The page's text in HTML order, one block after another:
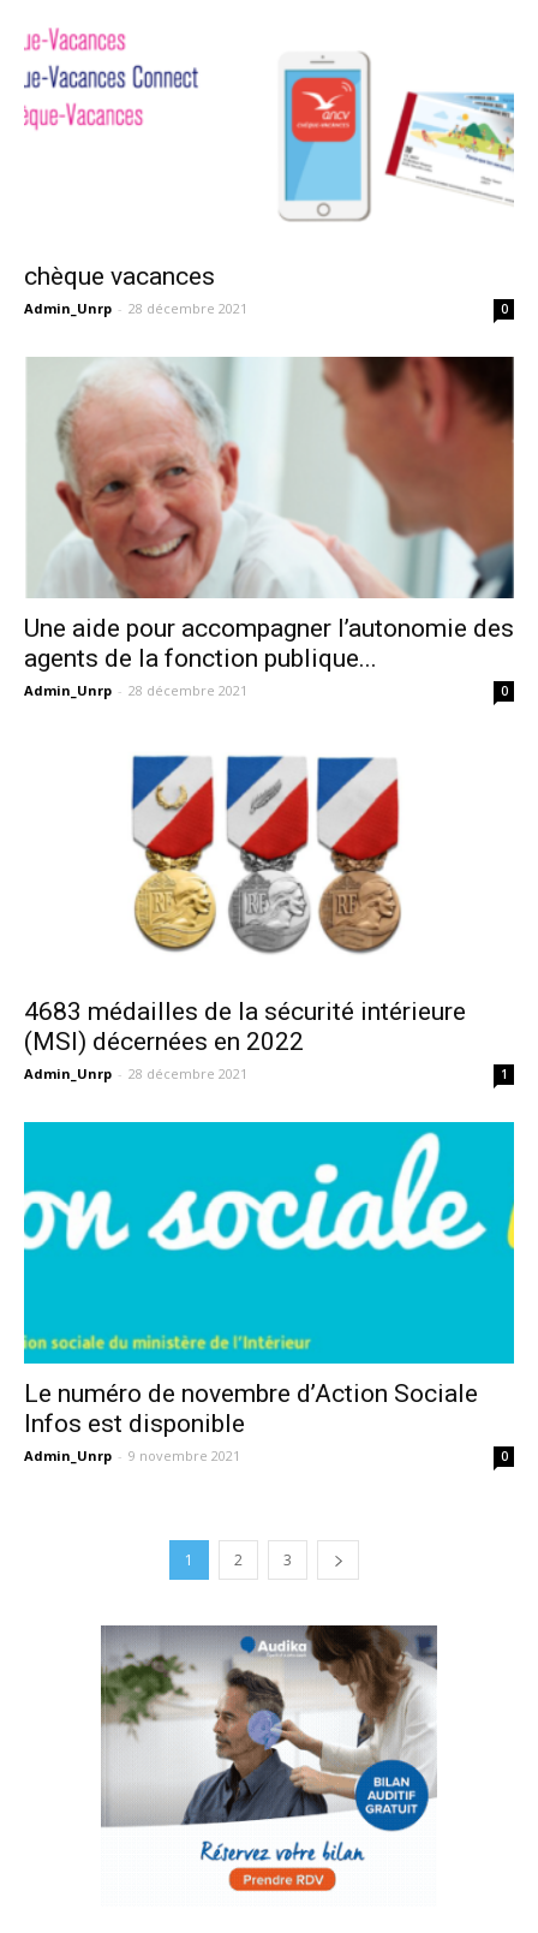
chèque vacances
Admin_Unrp - 28 décembre 2021 0
Une aide pour accompagner l’autonomie des
agents de la fonction publique...
Admin_Unrp - 28 décembre 2021 0
4683 médailles de la sécurité intérieure
(MSI) décernées en 2022
Admin_Unrp - 28 décembre 2021 1
Le numéro de novembre d’Action Sociale
Infos est disponible
Admin_Unrp - 9 novembre 2021 0
1 2 3